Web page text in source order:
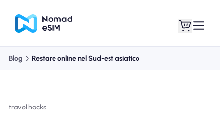
Blog Restare online nel Sud-est asiatico
travel hacks